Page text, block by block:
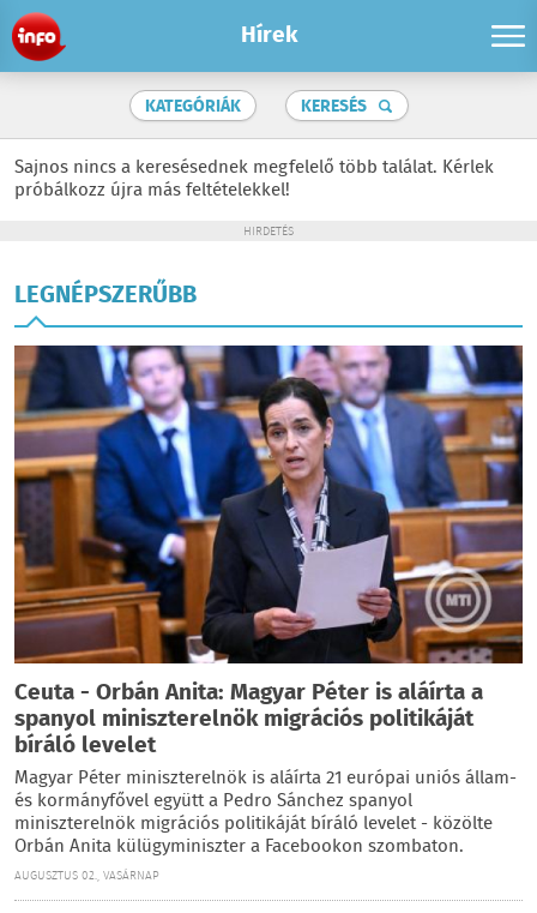
Hírek
KATEGÓRIÁK KERESÉS
Sajnos nincs a keresésednek megfelelő több találat. Kérlek
próbálkozz újra más feltételekkel!
HIRDETÉS
LEGNÉPSZERŰBB
Ceuta - Orbán Anita: Magyar Péter is aláírta a
spanyol miniszterelnök migrációs politikáját
bíráló levelet
Magyar Péter miniszterelnök is aláírta 21 európai uniós állam-
és kormányfővel együtt a Pedro Sánchez spanyol
miniszterelnök migrációs politikáját bíráló levelet - közölte
Orbán Anita külügyminiszter a Facebookon szombaton.
AUGUSZTUS 02., VASÁRNAP